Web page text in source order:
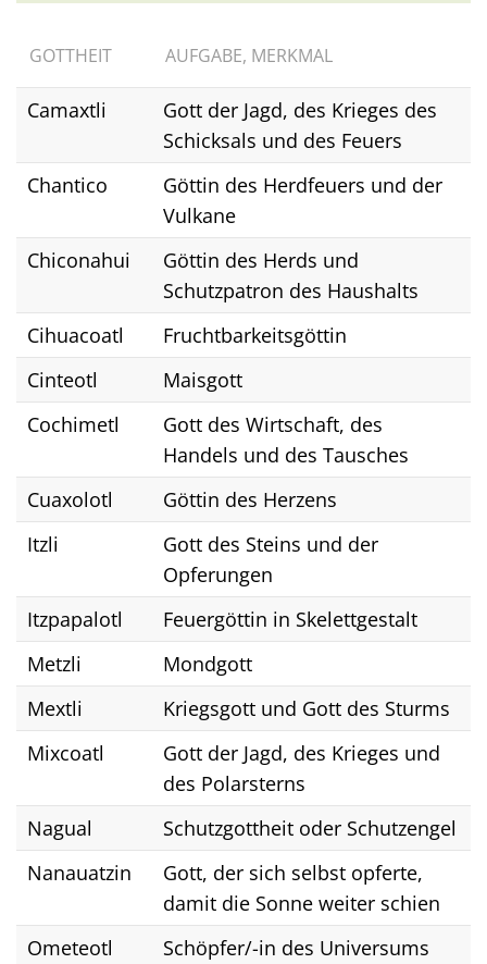
GOTTHEIT AUFGABE, MERKMAL
Camaxtli
Gott der Jagd, des Krieges des
Schicksals und des Feuers
Chantico
Göttin des Herdfeuers und der
Vulkane
Chiconahui
Göttin des Herds und
Schutzpatron des Haushalts
Cihuacoatl
Fruchtbarkeitsgöttin
Cinteotl
Maisgott
Cochimetl
Gott des Wirtschaft, des
Handels und des Tausches
Cuaxolotl
Göttin des Herzens
Itzli
Gott des Steins und der
Opferungen
Itzpapalotl
Feuergöttin in Skelettgestalt
Metzli
Mondgott
Mextli
Kriegsgott und Gott des Sturms
Mixcoatl
Gott der Jagd, des Krieges und
des Polarsterns
Nagual
Schutzgottheit oder Schutzengel
Nanauatzin
Gott, der sich selbst opferte,
damit die Sonne weiter schien
Ometeotl
Schöpfer/-in des Universums